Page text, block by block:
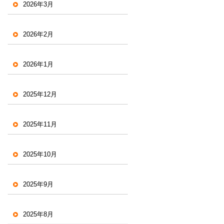
2026年3月
2026年2月
2026年1月
2025年12月
2025年11月
2025年10月
2025年9月
2025年8月